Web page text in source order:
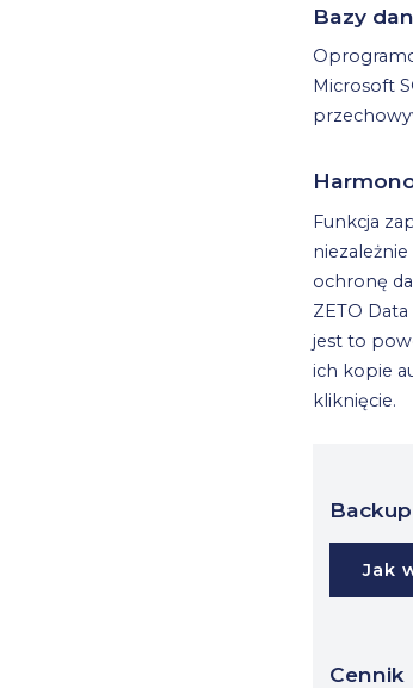
Bazy
Microsoft
Funkcja
ochronę
ZETO
jest to
ich kopie
kliknięcie.
Jak
Cennik